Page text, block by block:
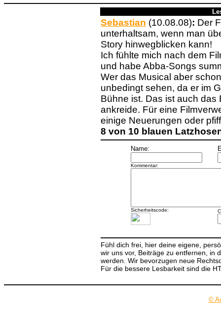
Sebastian (10.08.08): Der
unterhaltsam, wenn man
Story hinwegblicken kann!
Ich fühlte mich nach dem
und habe Abba-Songs
Wer das Musical aber
unbedingt sehen, da er im
Bühne ist. Das ist auch das
ankreide. Für eine
einige Neuerungen oder
8 von 10 blauen
Name:
Kommentar:
Sicherheitscode:
Fühl dich frei, hier deine eigene,
wir uns vor, Beiträge zu entfernen, in
werden. Wir bevorzugen neue
Für die bessere Lesbarkeit sind die
©